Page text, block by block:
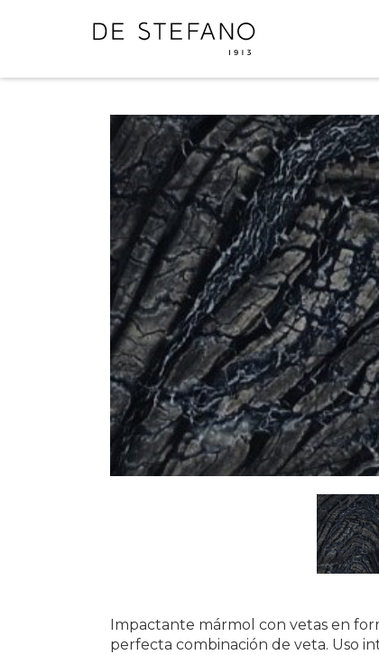
Impactante mármol con vetas en
perfecta combinación de veta. Uso